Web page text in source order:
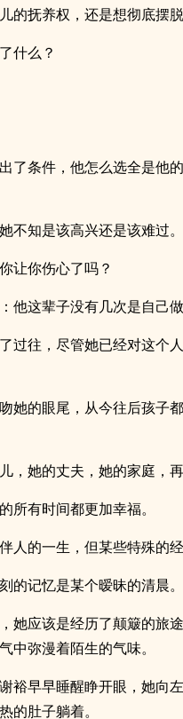
的抚养权，还是想彻底摆
什么？
了条件，他怎么选全是他
不知是该高兴还是该难过。
让你伤心了吗？
他这辈子没有几次是自己
过往，尽管她已经对这个
她的眼尾，从今往后孩子
，她的丈夫，她的家庭，
所有时间都更加幸福。
人的一生，但某些特殊的
的记忆是某个暧昧的清晨。
她应该是经历了颠簸的旅
中弥漫着陌生的气味。
裕早早睡醒睁开眼，她向
的肚子躺着。